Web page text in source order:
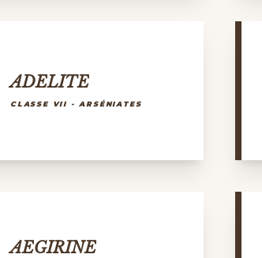
ADELITE
CLASSE VII - ARSÉNIATES
AEGIRINE